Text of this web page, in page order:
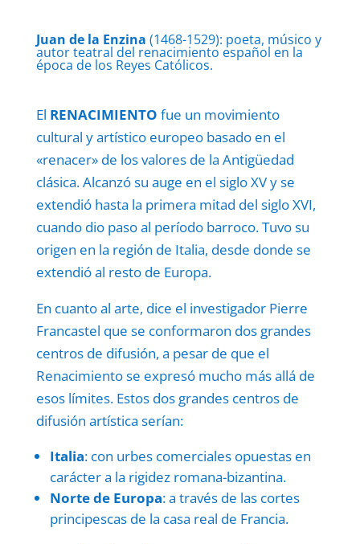
Juan de la Enzina (1468-1529): poeta, músico y
autor teatral del renacimiento español en la
época de los Reyes Católicos.
El RENACIMIENTO fue un movimiento
cultural y artístico europeo basado en el
«renacer» de los valores de la Antigüedad
clásica. Alcanzó su auge en el siglo XV y se
extendió hasta la primera mitad del siglo XVI,
cuando dio paso al período barroco. Tuvo su
origen en la región de Italia, desde donde se
extendió al resto de Europa.
En cuanto al arte, dice el investigador Pierre
Francastel que se conformaron dos grandes
centros de difusión, a pesar de que el
Renacimiento se expresó mucho más allá de
esos límites. Estos dos grandes centros de
difusión artística serían:
Italia: con urbes comerciales opuestas en
carácter a la rigidez romana-bizantina.
Norte de Europa: a través de las cortes
principescas de la casa real de Francia.